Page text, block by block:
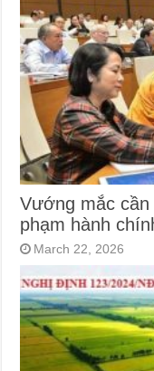
Vướng mắc
phạm hành
March 22, 2026